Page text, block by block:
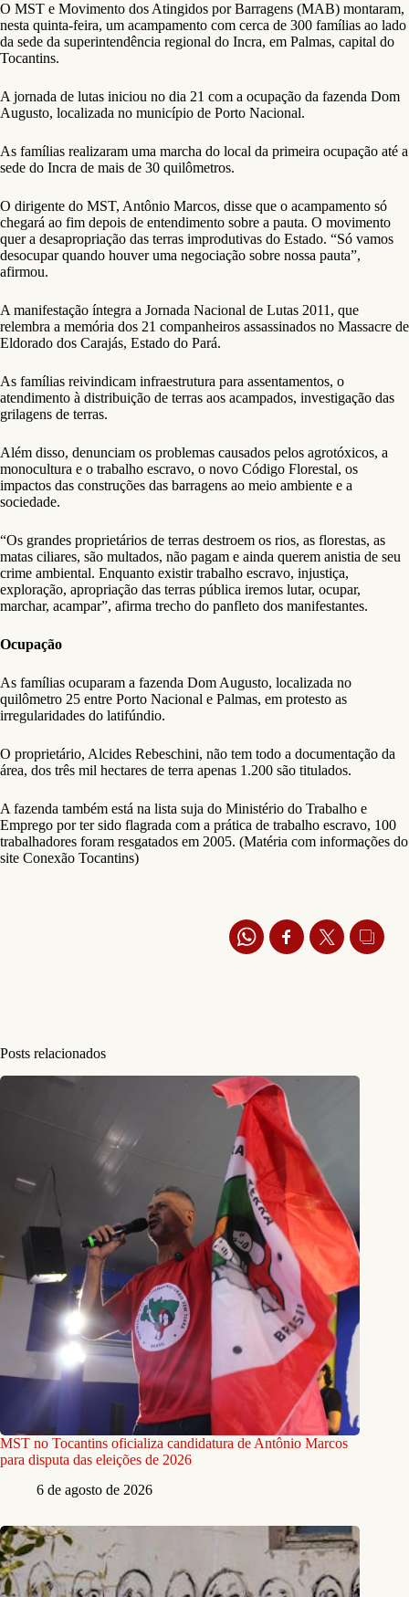
O MST e Movimento dos Atingidos por Barragens (MAB) montaram,
nesta quinta-feira, um acampamento com cerca de 300 famílias ao lado
da sede da superintendência regional do Incra, em Palmas, capital do
Tocantins.
A jornada de lutas iniciou no dia 21 com a ocupação da fazenda Dom
Augusto, localizada no município de Porto Nacional.
As famílias realizaram uma marcha do local da primeira ocupação até a
sede do Incra de mais de 30 quilômetros.
O dirigente do MST, Antônio Marcos, disse que o acampamento só
chegará ao fim depois de entendimento sobre a pauta. O movimento
quer a desapropriação das terras improdutivas do Estado. “Só vamos
desocupar quando houver uma negociação sobre nossa pauta”,
afirmou.
A manifestação íntegra a Jornada Nacional de Lutas 2011, que
relembra a memória dos 21 companheiros assassinados no Massacre de
Eldorado dos Carajás, Estado do Pará.
As famílias reivindicam infraestrutura para assentamentos, o
atendimento à distribuição de terras aos acampados, investigação das
grilagens de terras.
Além disso, denunciam os problemas causados pelos agrotóxicos, a
monocultura e o trabalho escravo, o novo Código Florestal, os
impactos das construções das barragens ao meio ambiente e a
sociedade.
“Os grandes proprietários de terras destroem os rios, as florestas, as
matas ciliares, são multados, não pagam e ainda querem anistia de seu
crime ambiental. Enquanto existir trabalho escravo, injustiça,
exploração, apropriação das terras pública iremos lutar, ocupar,
marchar, acampar”, afirma trecho do panfleto dos manifestantes.
Ocupação
As famílias ocuparam a fazenda Dom Augusto, localizada no
quilômetro 25 entre Porto Nacional e Palmas, em protesto as
irregularidades do latifúndio.
O proprietário, Alcides Rebeschini, não tem todo a documentação da
área, dos três mil hectares de terra apenas 1.200 são titulados.
A fazenda também está na lista suja do Ministério do Trabalho e
Emprego por ter sido flagrada com a prática de trabalho escravo, 100
trabalhadores foram resgatados em 2005. (Matéria com informações do
site Conexão Tocantins)
Posts relacionados
MST no Tocantins oficializa candidatura de Antônio Marcos
para disputa das eleições de 2026
6 de agosto de 2026